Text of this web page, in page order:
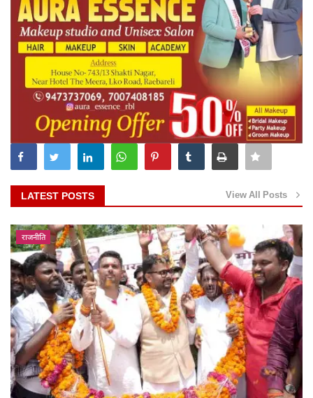
LATEST POSTS View All Posts
राजनीति